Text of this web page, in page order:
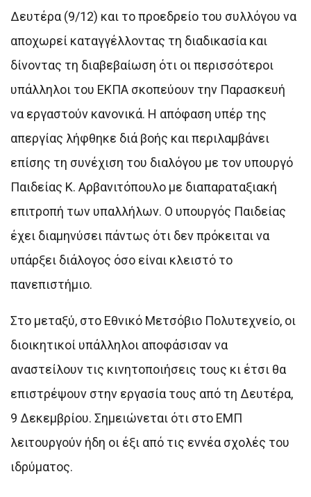
Δευτέρα (9/12) και το προεδρείο του συλλόγου να
αποχωρεί καταγγέλλοντας τη διαδικασία και
δίνοντας τη διαβεβαίωση ότι οι περισσότεροι
υπάλληλοι του ΕΚΠΑ σκοπεύουν την Παρασκευή
να εργαστούν κανονικά. Η απόφαση υπέρ της
απεργίας λήφθηκε διά βοής και περιλαμβάνει
επίσης τη συνέχιση του διαλόγου με τον υπουργό
Παιδείας Κ. Αρβανιτόπουλο με διαπαραταξιακή
επιτροπή των υπαλλήλων. Ο υπουργός Παιδείας
έχει διαμηνύσει πάντως ότι δεν πρόκειται να
υπάρξει διάλογος όσο είναι κλειστό το
πανεπιστήμιο.
Στο μεταξύ, στο Εθνικό Μετσόβιο Πολυτεχνείο, οι
διοικητικοί υπάλληλοι αποφάσισαν να
αναστείλουν τις κινητοποιήσεις τους κι έτσι θα
επιστρέψουν στην εργασία τους από τη Δευτέρα,
9 Δεκεμβρίου. Σημειώνεται ότι στο ΕΜΠ
λειτουργούν ήδη οι έξι από τις εννέα σχολές του
ιδρύματος.